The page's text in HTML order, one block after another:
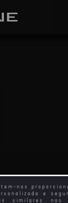
nos
e
similares nos